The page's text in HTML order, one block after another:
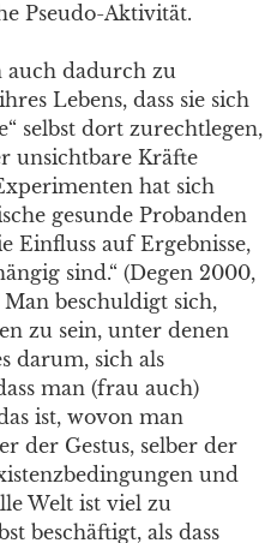
Pseudo-Aktivität.
auch dadurch zu
Lebens, dass sie sich
selbst dort zurechtlegen,
unsichtbare Kräfte
hat sich
gesunde Probanden
Einfluss auf Ergebnisse,
sind.“ (Degen 2000,
beschuldigt sich,
zu sein, unter denen
darum, sich als
man (frau auch)
ist, wovon man
der Gestus, selber der
und
Welt ist viel zu
beschäftigt, als dass